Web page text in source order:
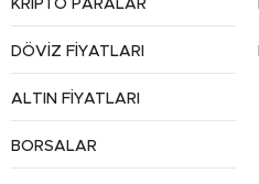
KRİPTO PARALAR
DÖVİZ FİYATLARI
ALTIN FİYATLARI
BORSALAR